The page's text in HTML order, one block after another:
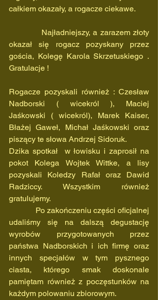
całkiem okazały, a rogacze ciekawe.
okazał się rogacz pozyskany przez
gościa, Kolegę Karola Skrzetuskiego .
Gratulacje !
Rogacze pozyskali również : Czesław
Nadborski ( wicekról ), Maciej
Jaśkowski ( wicekról), Marek Kaiser,
Błażej Gaweł, Michał Jaśkowski oraz
piszący te słowa Andrzej Sidoruk.
Dzika spotkał  w łowisku i zaprosił na
pokot Kolega Wojtek Wittke, a lisy
pozyskali Koledzy Rafał oraz Dawid
Radziccy. Wszystkim również
gratulujemy.
udaliśmy się na dalszą degustację
wyrobów przygotowanych przez
państwa Nadborskich i ich firmę oraz
innych specjałów w tym pysznego
ciasta, którego smak doskonale
pamiętam również z poczęstunków na
każdym polowaniu zbiorowym.